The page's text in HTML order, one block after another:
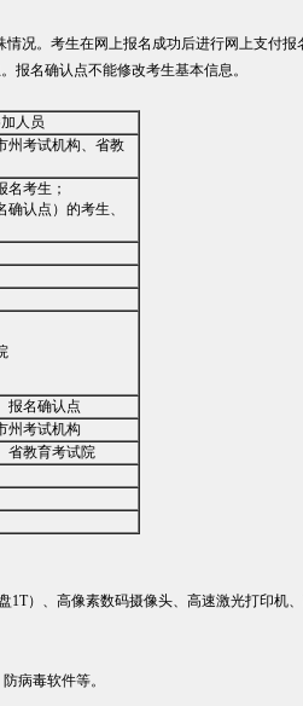
况。考生在网上报名成功后进行网上支付
报名确认点不能修改考生基本信息。
人员
州考试机构、省教
名考生；
认点）的考生、
报名确认点
州考试机构
省教育考试院
）、高像素数码摄像头、高速激光打印机
病毒软件等。